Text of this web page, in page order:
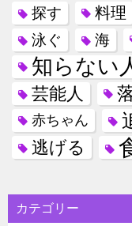
探す
料理
泳ぐ 海
知らない
芸能人
赤ちゃん
逃げる
カテゴリー